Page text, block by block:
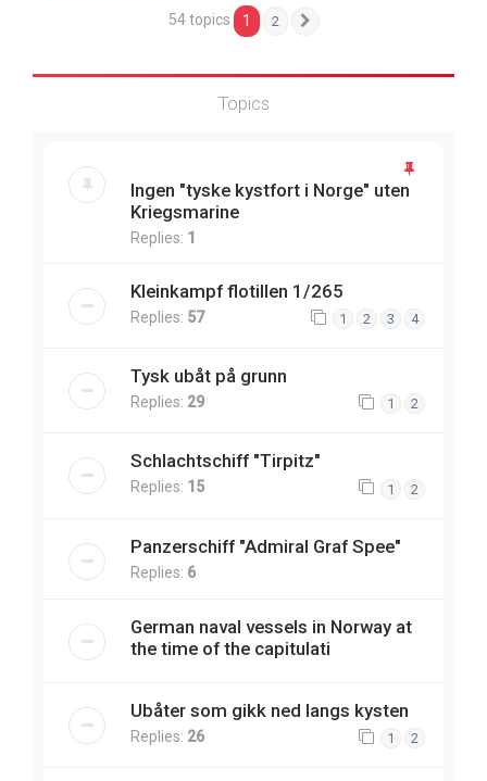
54 topics 1 2
Topics
Ingen "tyske kystfort i Norge" uten
Kriegsmarine
Replies: 1
Kleinkampf flotillen 1/265
Replies: 57 1 2 3 4
Tysk ubåt på grunn
Replies: 29 1 2
Schlachtschiff "Tirpitz"
Replies: 15 1 2
Panzerschiff "Admiral Graf Spee"
Replies: 6
German naval vessels in Norway at
the time of the capitulati
Ubåter som gikk ned langs kysten
Replies: 26 1 2